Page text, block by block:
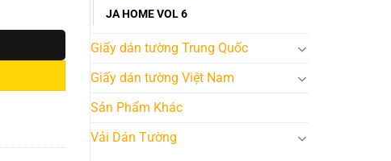
JA HOME VOL 6
Giấy dán tường Trung Quốc
Giấy dán tường Việt Nam
Sản Phẩm Khác
Vải Dán Tường